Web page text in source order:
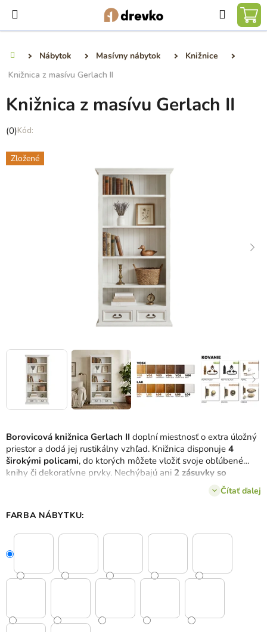
obsah
Hľadať
Nábytok Masívny nábytok
Knižnice
Knižnica z masívu Gerlach II
Borovicová knižnica Gerlach II doplní miestnosť o extra úložný
priestor a dodá jej rustikálny vzhľad. Knižnica disponuje 4
širokými policami, do ktorých môžete vložiť svoje obľúbené
knihy či dekoratívne prvky. Nechýbajú ani 2 zásuvky so
, kde uložíte drobnosti, ktoré chcete mať
Čítať ďalej
FARBA NÁBYTKU:
Knižnica z masívu Gerlach II
Priemerné
produktu
je
(0)
Zložené